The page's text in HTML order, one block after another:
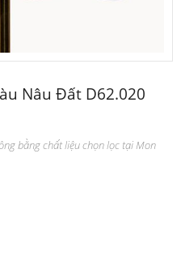
Nâu Đất D62.020
bằng chất liệu chọn lọc tại Mon